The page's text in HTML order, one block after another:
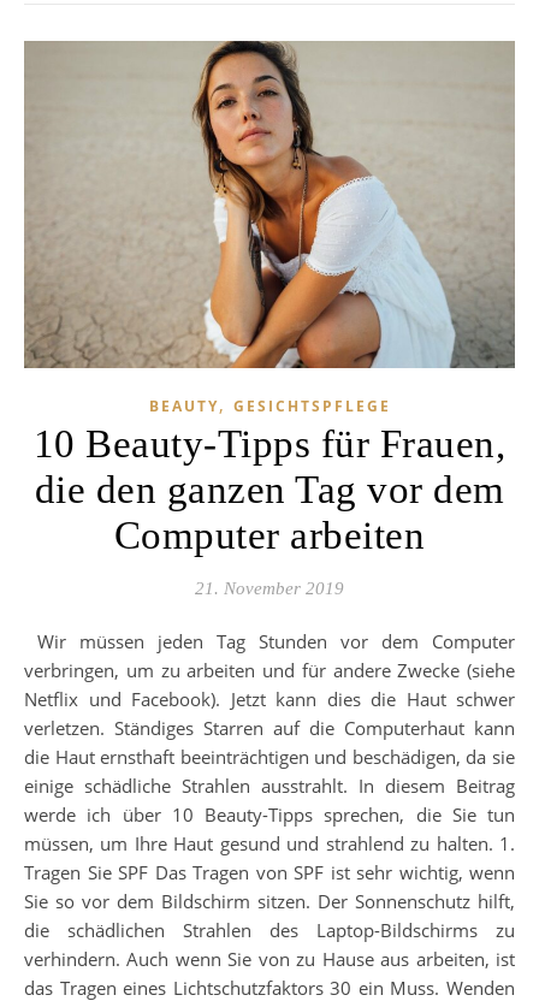
BEAUTY, GESICHTSPFLEGE
10 Beauty-Tipps für Frauen,
die den ganzen Tag vor dem
Computer arbeiten
21. November 2019
Wir müssen jeden Tag Stunden vor dem Computer
verbringen, um zu arbeiten und für andere Zwecke (siehe
Netflix und Facebook). Jetzt kann dies die Haut schwer
verletzen. Ständiges Starren auf die Computerhaut kann
die Haut ernsthaft beeinträchtigen und beschädigen, da sie
einige schädliche Strahlen ausstrahlt. In diesem Beitrag
werde ich über 10 Beauty-Tipps sprechen, die Sie tun
müssen, um Ihre Haut gesund und strahlend zu halten. 1.
Tragen Sie SPF Das Tragen von SPF ist sehr wichtig, wenn
Sie so vor dem Bildschirm sitzen. Der Sonnenschutz hilft,
die schädlichen Strahlen des Laptop-Bildschirms zu
verhindern. Auch wenn Sie von zu Hause aus arbeiten, ist
das Tragen eines Lichtschutzfaktors 30 ein Muss. Wenden